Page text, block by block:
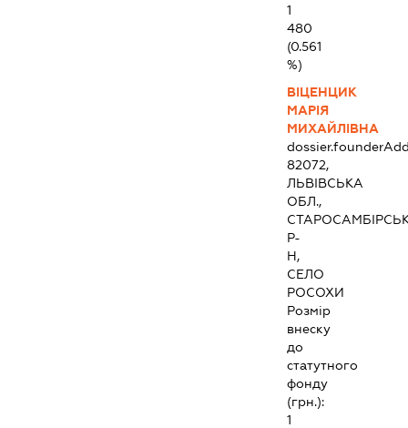
1
480
(0.561
%)
ВІЦЕНЦИК
МАРІЯ
МИХАЙЛІВНА
82072,
ЛЬВІВСЬКА
ОБЛ.,
Р-
Н,
СЕЛО
РОСОХИ
Розмір
внеску
до
статутного
фонду
(грн.):
1